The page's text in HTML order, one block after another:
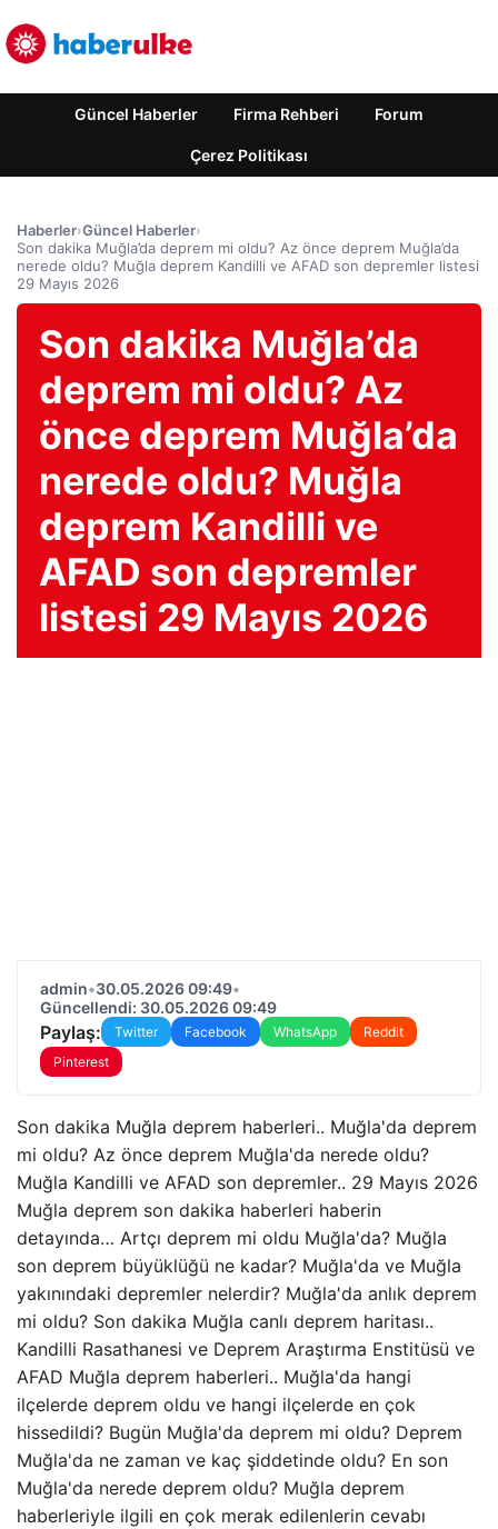
Güncel Haberler Firma Rehberi Forum
Çerez Politikası
Haberler›Güncel Haberler›
Son dakika Muğla’da deprem mi oldu? Az önce deprem Muğla’da
nerede oldu? Muğla deprem Kandilli ve AFAD son depremler listesi
29 Mayıs 2026
Son dakika Muğla’da
deprem mi oldu? Az
önce deprem Muğla’da
nerede oldu? Muğla
deprem Kandilli ve
AFAD son depremler
listesi 29 Mayıs 2026
admin•30.05.2026 09:49•
Güncellendi: 30.05.2026 09:49
Paylaş: Twitter Facebook WhatsApp
Reddit
Pinterest
Son dakika Muğla deprem haberleri.. Muğla'da deprem
mi oldu? Az önce deprem Muğla'da nerede oldu?
Muğla Kandilli ve AFAD son depremler.. 29 Mayıs 2026
Muğla deprem son dakika haberleri haberin
detayında… Artçı deprem mi oldu Muğla'da? Muğla
son deprem büyüklüğü ne kadar? Muğla'da ve Muğla
yakınındaki depremler nelerdir? Muğla'da anlık deprem
mi oldu? Son dakika Muğla canlı deprem haritası..
Kandilli Rasathanesi ve Deprem Araştırma Enstitüsü ve
AFAD Muğla deprem haberleri.. Muğla'da hangi
ilçelerde deprem oldu ve hangi ilçelerde en çok
hissedildi? Bugün Muğla'da deprem mi oldu? Deprem
Muğla'da ne zaman ve kaç şiddetinde oldu? En son
Muğla'da nerede deprem oldu? Muğla deprem
haberleriyle ilgili en çok merak edilenlerin cevabı